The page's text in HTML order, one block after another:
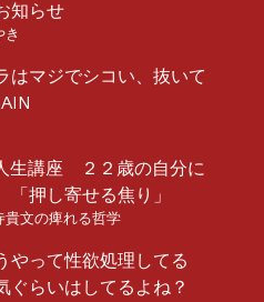
知らせ
き
はマジでシコい、抜いて
生講座 ２２歳の自分に
押し寄せる焦り」
貴文の痺れる哲学
やって性欲処理してる
ぐらいはしてるよね？